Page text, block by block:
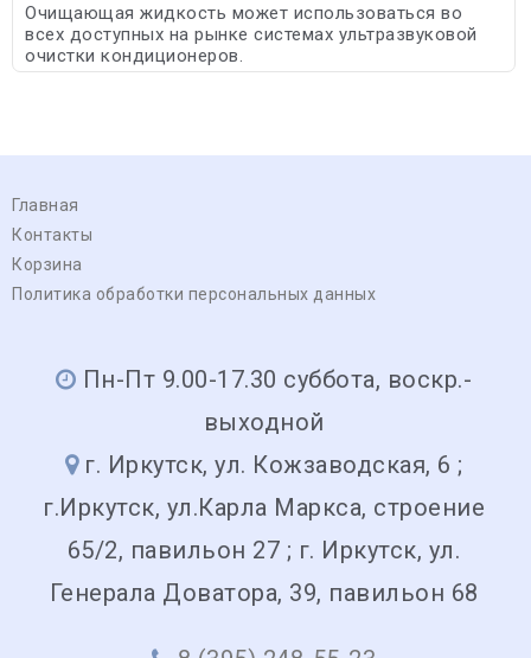
Очищающая жидкость может использоваться во
всех доступных на рынке системах ультразвуковой
очистки кондиционеров.
Главная
Контакты
Корзина
Политика обработки персональных данных
Пн-Пт 9.00-17.30 суббота, воскр.-
выходной
г. Иркутск, ул. Кожзаводская, 6 ;
г.Иркутск, ул.Карла Маркса, строение
65/2, павильон 27 ; г. Иркутск, ул.
Генерала Доватора, 39, павильон 68